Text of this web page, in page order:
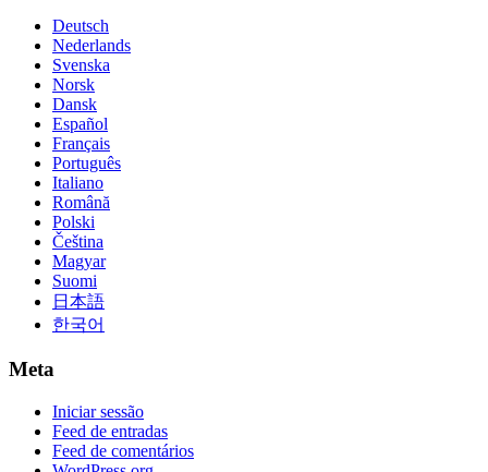
Deutsch
Nederlands
Svenska
Norsk
Dansk
Español
Français
Português
Italiano
Română
Polski
Čeština
Magyar
Suomi
日本語
한국어
Meta
Iniciar sessão
Feed de entradas
Feed de comentários